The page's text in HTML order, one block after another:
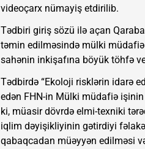
videoçarx nümayiş etdirilib.
Tədbiri giriş sözü ilə açan
təmin edilməsində mülki
sahənin inkişafına böyük töhfə
Tədbirdə “Ekoloji risklərin idarə
edən FHN-in Mülki müdafiə
ki, müasir dövrdə elmi-texniki
iqlim dəyişikliyinin gətirdiyi
qabaqcadan müəyyən edilməsi